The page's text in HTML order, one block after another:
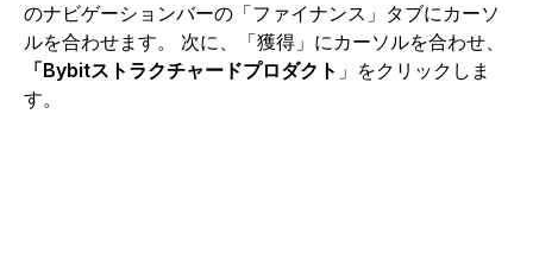
のナビゲーションバーの「ファイナンス」タブにカーソ
ルを合わせます。
次に、「獲得」にカーソルを合わせ、
「Bybitストラクチャードプロダクト 」をクリックしま
す。